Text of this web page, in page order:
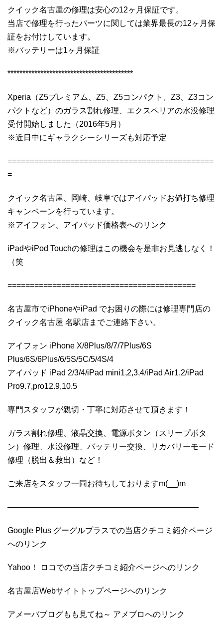
クイック名古屋の修理は安心の12ヶ月保証です。
当店で修理を行ったパーツに関しては業界最長の12ヶ月保
証をお付けしています。
※バッテリーは1ヶ月保証
******************************************
Xperia（Z5プレミアム、Z5、Z5コンパクト、Z3、Z3コン
パクトなど）のガラス割れ修理、エクスペリアの水没修理
受付開始しました（2016年5月）
※近日中にギャラクシーシリーズも対応予定
==============================================
=
クイック名古屋、岡崎、岐阜ではアイパッドお値打ち修理
キャンペーンを行っています。
※アイフォン、アイパッド価格表へのリンク
iPadやiPod Touchの修理はこの機会を是非お見逃しなく！
（笑
==========================================
名古屋市でiPhoneやiPad でお困りの際には修理専門店の
クイック名古屋 名駅店までご連絡下さい。
アイフォン iPhone X/8Plus/8/7/7Plus/6S
Plus/6S/6Plus/6/5S/5C/5/4S/4
アイパッド iPad 2/3/4/iPad mini1,2,3,4/iPad Air1,2/iPad
Pro9.7,pro12.9,10.5
専門スタッフが親切・丁寧に対応させて頂きます！
ガラス割れ修理、液晶交換、電源ボタン（スリープボタ
ン）修理、水没修理、バッテリー交換、リカバリーモード
修理（脱出＆救出）など！
ご来店をスタッフ一同お待ちしておりますm(__)m
————————————————————————
Google Plus グーグルプラスでの当店クチコミ紹介ページ
へのリンク
Yahoo！ ロコでの当店クチコミ紹介ページへのリンク
名古屋店Webサイトトップページへのリンク
アメーバブログもも見てね～ アメブロへのリンク